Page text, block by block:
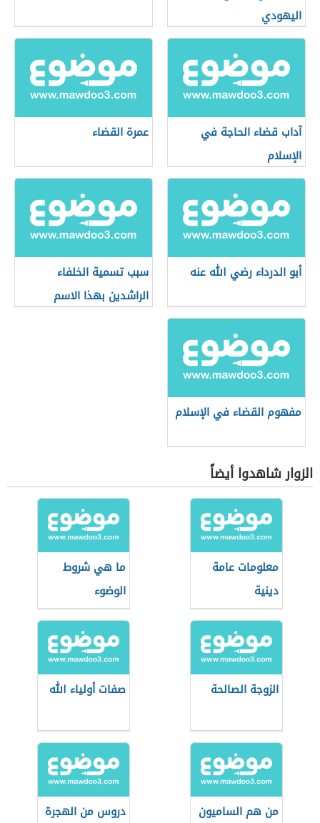
اليهودي
آداب قضاء الحاجة في
الإسلام
عمرة القضاء
أبو الدرداء رضي الله عنه
سبب تسمية الخلفاء
الراشدين بهذا الاسم
مفهوم القضاء في الإسلام
الزوار شاهدوا أيضاً
معلومات عامة
دينية
ما هي شروط
الوضوء
الزوجة الصالحة صفات أولياء الله
من هم الساميون دروس من الهجرة